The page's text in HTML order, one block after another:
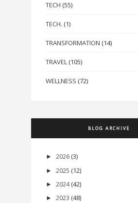
TECH (55)
TECH. (1)
TRANSFORMATION (14)
TRAVEL (105)
WELLNESS (72)
BLOG ARCHIVE
► 2026 (3)
► 2025 (12)
► 2024 (42)
► 2023 (48)